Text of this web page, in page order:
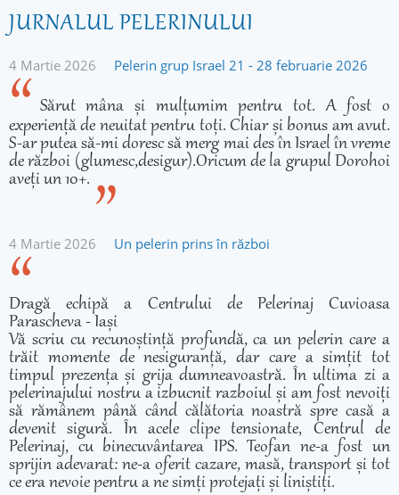
JURNALUL PELERINULUI
4 Martie 2026 Pelerin grup Israel 21 - 28 februarie 2026
Sărut mâna și mulțumim pentru tot. A fost o
experiență de neuitat pentru toți. Chiar și bonus am avut.
S-ar putea să-mi doresc să merg mai des în Israel în vreme
de război (glumesc,desigur).Oricum de la grupul Dorohoi
aveți un 10+.
4 Martie 2026 Un pelerin prins în război
Dragă echipă a Centrului de Pelerinaj Cuvioasa
Parascheva - Iași
Vă scriu cu recunoștință profundă, ca un pelerin care a
trăit momente de nesiguranță, dar care a simțit tot
timpul prezența și grija dumneavoastră. În ultima zi a
pelerinajului nostru a izbucnit razboiul și am fost nevoiți
să rămânem până când călătoria noastră spre casă a
devenit sigură. În acele clipe tensionate, Centrul de
Pelerinaj, cu binecuvântarea IPS. Teofan ne-a fost un
sprijin adevarat: ne-a oferit cazare, masă, transport și tot
ce era nevoie pentru a ne simți protejați și liniștiți.